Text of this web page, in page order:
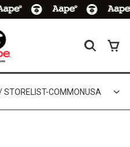
STORELIST-COMMONUSA